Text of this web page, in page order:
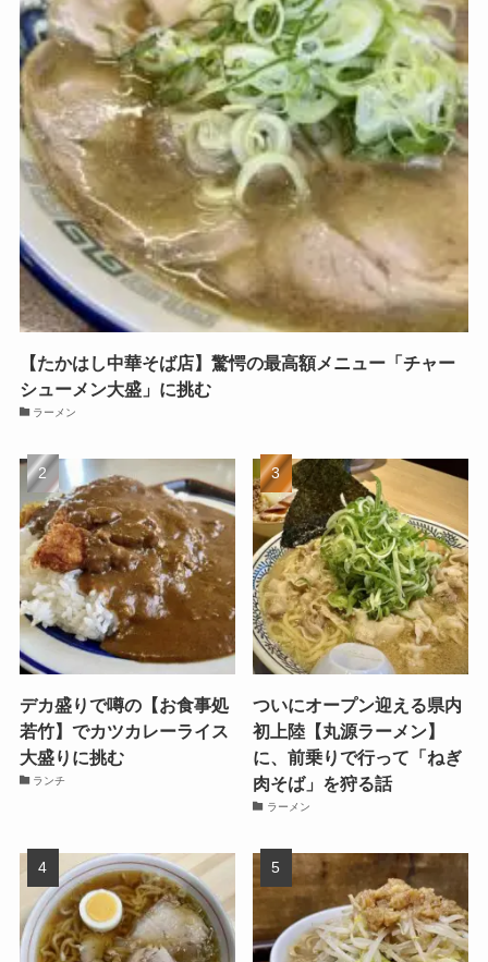
【たかはし中華そば店】驚愕の最高額メニュー「チャー
シューメン大盛」に挑む
ラーメン
デカ盛りで噂の【お食事処
若竹】でカツカレーライス
大盛りに挑む
ランチ
ついにオープン迎える県内
初上陸【丸源ラーメン】
に、前乗りで行って「ねぎ
肉そば」を狩る話
ラーメン